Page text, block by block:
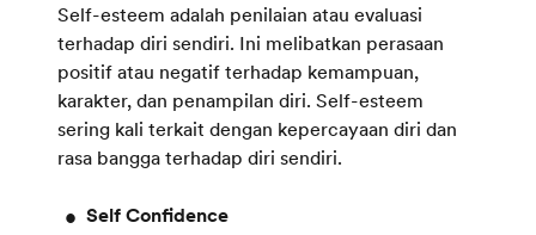
Self-esteem adalah penilaian atau evaluasi
terhadap diri sendiri. Ini melibatkan perasaan
positif atau negatif terhadap kemampuan,
karakter, dan penampilan diri. Self-esteem
sering kali terkait dengan kepercayaan diri dan
rasa bangga terhadap diri sendiri.
Self Confidence